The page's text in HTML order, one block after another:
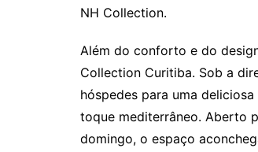
NH Collection.
Além do conforto e do
Collection Curitiba. Sob a
hóspedes para uma
toque mediterrâneo. Aberto
domingo, o espaço